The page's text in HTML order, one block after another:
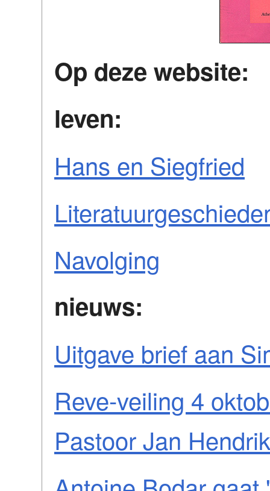
Op deze website:
leven:
Hans en Siegfried
Navolging
nieuws:
Uitgave brief aan
Reve-veiling 4
Pastoor Jan